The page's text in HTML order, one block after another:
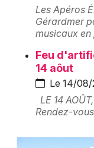
Lac, plan
Lac, plan
Lac, plan
Newsletter
Les Apéros
Gérardmer
musicaux
Feu
14 aôut
Le 14/
LE 14
Rendez-